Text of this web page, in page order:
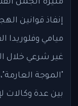
منيرة الجمل
غير شرعي خلال
"الموجة
بين عدة وكالات